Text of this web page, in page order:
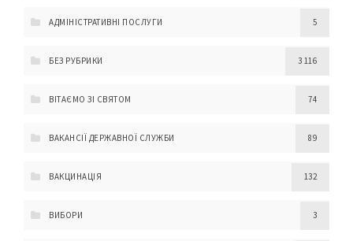
АДМІНІСТРАТИВНІ ПОСЛУГИ 5
БЕЗ РУБРИКИ 3 116
ВІТАЄМО ЗІ СВЯТОМ 74
ВАКАНСІЇ ДЕРЖАВНОЇ СЛУЖБИ 89
ВАКЦИНАЦІЯ 132
ВИБОРИ 3